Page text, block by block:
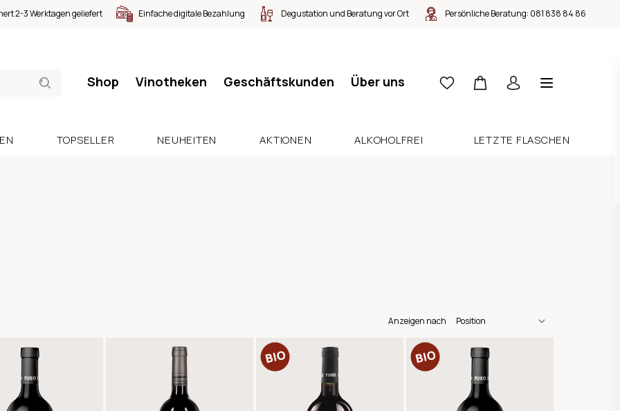
2-3 Werktagen geliefert Einfache digitale Bezahlung Degustation und Beratung vor Ort Persönliche Beratung: 081 838 84 86
Shop Vinotheken Geschäftskunden Über uns
TOPSELLER NEUHEITEN AKTIONEN ALKOHOLFREI LETZTE FLASCHEN
Anzeigen nach